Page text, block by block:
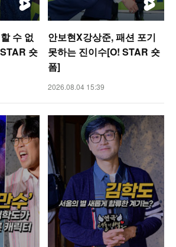
수 없
숏
안보현X강상준, 패션 포기
못하는 진이수[O! STAR 숏
폼]
2026.08.04 15:39